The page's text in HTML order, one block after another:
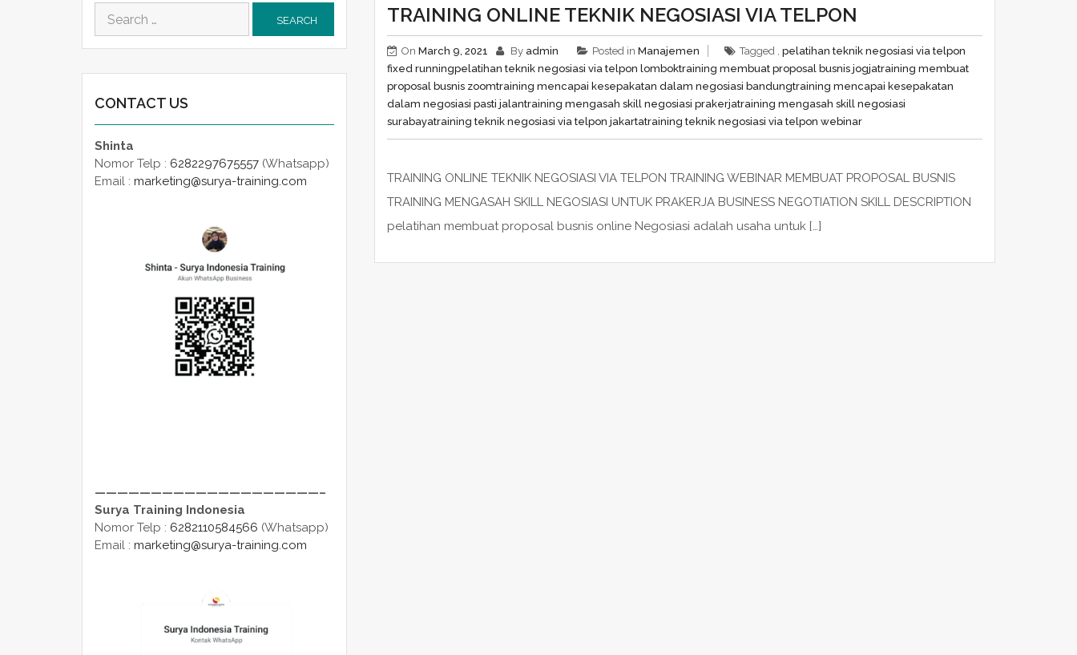
TRAINING ONLINE TEKNIK NEGOSIASI VIA TELPON
On March 9, 2021 By admin Posted in Manajemen Tagged , pelatihan teknik negosiasi via telpon
fixed runningpelatihan teknik negosiasi via telpon lomboktraining membuat proposal busnis jogjatraining membuat
proposal busnis zoomtraining mencapai kesepakatan dalam negosiasi bandungtraining mencapai kesepakatan
dalam negosiasi pasti jalantraining mengasah skill negosiasi prakerjatraining mengasah skill negosiasi
surabayatraining teknik negosiasi via telpon jakartatraining teknik negosiasi via telpon webinar
TRAINING ONLINE TEKNIK NEGOSIASI VIA TELPON TRAINING WEBINAR MEMBUAT PROPOSAL BUSNIS
TRAINING MENGASAH SKILL NEGOSIASI UNTUK PRAKERJA BUSINESS NEGOTIATION SKILL DESCRIPTION
pelatihan membuat proposal busnis online Negosiasi adalah usaha untuk […]
for:
CONTACT US
Shinta
Nomor Telp : 6282297675557 (Whatsapp)
Email : marketing@surya-training.com
————————————————————–
Surya Training Indonesia
Nomor Telp : 6282110584566 (Whatsapp)
Email : marketing@surya-training.com